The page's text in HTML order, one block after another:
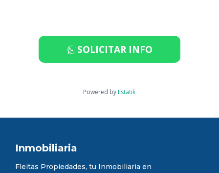
SOLICITAR INFO
Powered by Estatik
Inmobiliaria
Fleitas Propiedades, tu Inmobiliaria en